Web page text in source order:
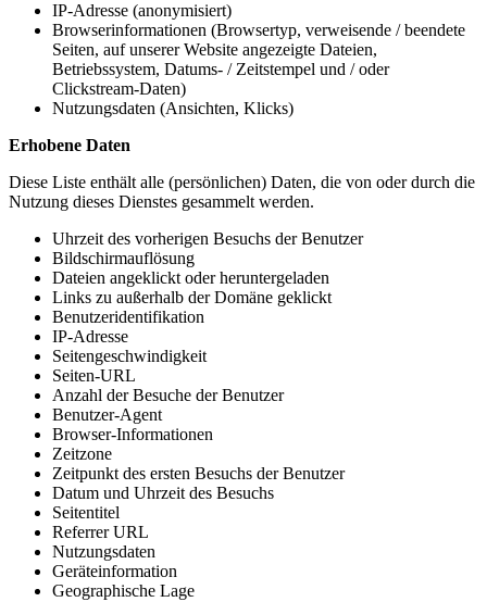
IP-Adresse (anonymisiert)
Browserinformationen (Browsertyp, verweisende / beendete
Seiten, auf unserer Website angezeigte Dateien,
Betriebssystem, Datums- / Zeitstempel und / oder
Clickstream-Daten)
Nutzungsdaten (Ansichten, Klicks)
Erhobene Daten
Diese Liste enthält alle (persönlichen) Daten, die von oder durch die
Nutzung dieses Dienstes gesammelt werden.
Uhrzeit des vorherigen Besuchs der Benutzer
Bildschirmauflösung
Dateien angeklickt oder heruntergeladen
Links zu außerhalb der Domäne geklickt
Benutzeridentifikation
IP-Adresse
Seitengeschwindigkeit
Seiten-URL
Anzahl der Besuche der Benutzer
Benutzer-Agent
Browser-Informationen
Zeitzone
Zeitpunkt des ersten Besuchs der Benutzer
Datum und Uhrzeit des Besuchs
Seitentitel
Referrer URL
Nutzungsdaten
Geräteinformation
Geographische Lage